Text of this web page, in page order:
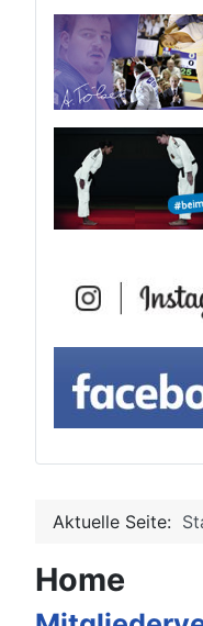
Aktuelle Seite:
Home